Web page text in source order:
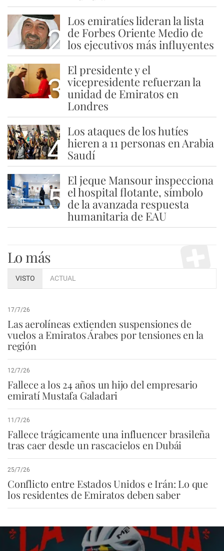
2
Los emiratíes lideran la lista
de Forbes Oriente Medio de
los ejecutivos más influyentes
3
El presidente y el
vicepresidente refuerzan la
unidad de Emiratos en
Londres
4
Los ataques de los hutíes
hieren a 11 personas en Arabia
Saudí
5
El jeque Mansour inspecciona
el hospital flotante, símbolo
de la avanzada respuesta
humanitaria de EAU
Lo más
VISTO ACTUAL
17/7/26
Las aerolíneas extienden suspensiones de
vuelos a Emiratos Árabes por tensiones en la
región
12/7/26
Fallece a los 24 años un hijo del empresario
emiratí Mustafa Galadari
11/7/26
Fallece trágicamente una influencer brasileña
tras caer desde un rascacielos en Dubái
25/7/26
Conflicto entre Estados Unidos e Irán: Lo que
los residentes de Emiratos deben saber